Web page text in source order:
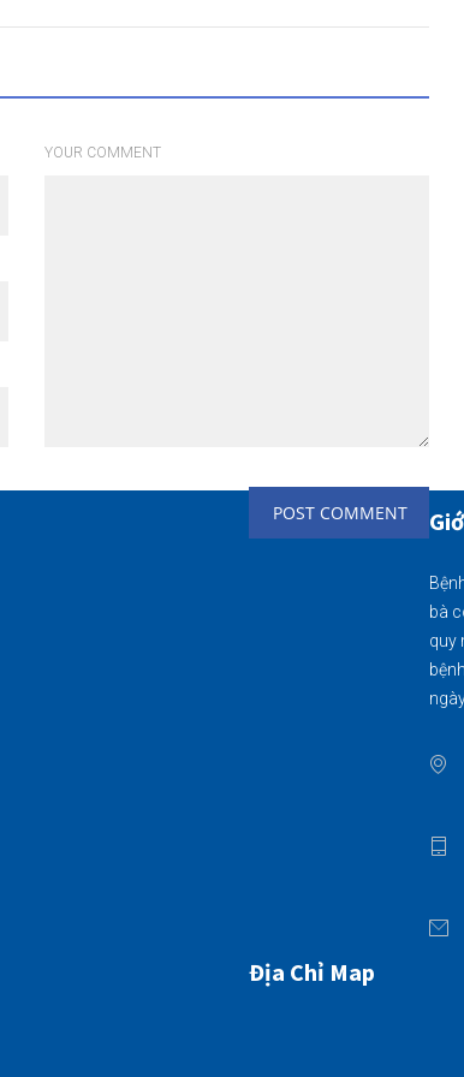
YOUR COMMENT
bà
quy
Địa Chỉ Map